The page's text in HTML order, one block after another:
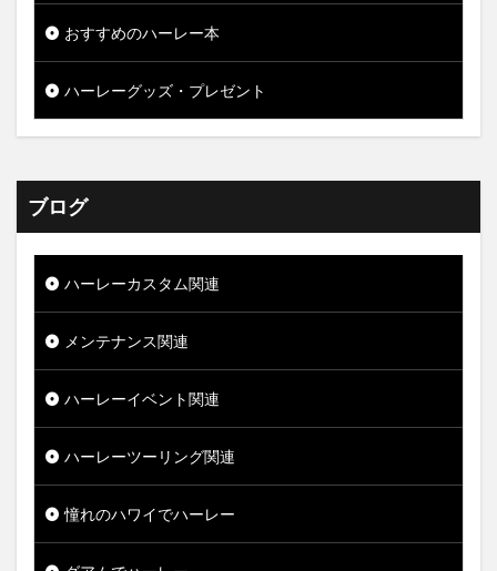
おすすめのハーレー本
ハーレーグッズ・プレゼント
ブログ
ハーレーカスタム関連
メンテナンス関連
ハーレーイベント関連
ハーレーツーリング関連
憧れのハワイでハーレー